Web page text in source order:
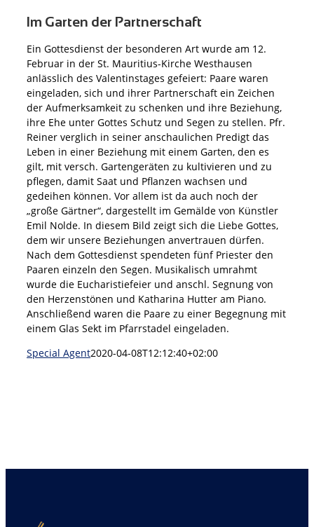
Im Garten der Partnerschaft
Ein Gottesdienst der besonderen Art wurde am 12.
Februar in der St. Mauritius-Kirche Westhausen
anlässlich des Valentinstages gefeiert: Paare waren
eingeladen, sich und ihrer Partnerschaft ein Zeichen
der Aufmerksamkeit zu schenken und ihre Beziehung,
ihre Ehe unter Gottes Schutz und Segen zu stellen. Pfr.
Reiner verglich in seiner anschaulichen Predigt das
Leben in einer Beziehung mit einem Garten, den es
gilt, mit versch. Gartengeräten zu kultivieren und zu
pflegen, damit Saat und Pflanzen wachsen und
gedeihen können. Vor allem ist da auch noch der
„große Gärtner“, dargestellt im Gemälde von Künstler
Emil Nolde. In diesem Bild zeigt sich die Liebe Gottes,
dem wir unsere Beziehungen anvertrauen dürfen.
Nach dem Gottesdienst spendeten fünf Priester den
Paaren einzeln den Segen. Musikalisch umrahmt
wurde die Eucharistiefeier und anschl. Segnung von
den Herzenstönen und Katharina Hutter am Piano.
Anschließend waren die Paare zu einer Begegnung mit
einem Glas Sekt im Pfarrstadel eingeladen.
Special Agent2020-04-08T12:12:40+02:00